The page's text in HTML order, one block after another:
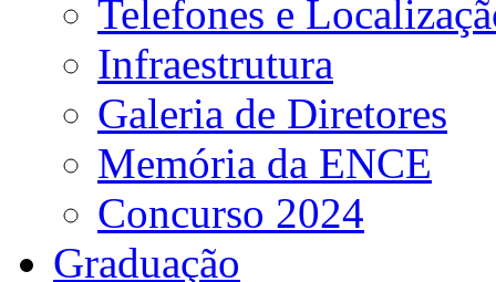
Telefones e
Infraestrutura
Galeria de Diretores
Memória da ENCE
Concurso 2024
Graduação